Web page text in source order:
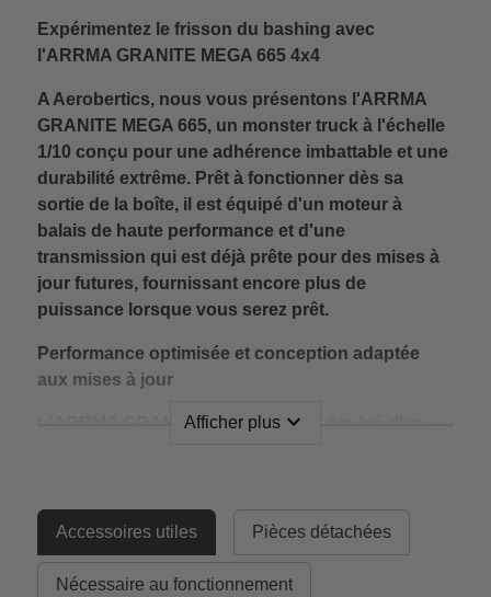
Expérimentez le frisson du bashing avec
l'ARRMA GRANITE MEGA 665 4x4
A Aerobertics, nous vous présentons l'ARRMA
GRANITE MEGA 665, un monster truck à l'échelle
1/10 conçu pour une adhérence imbattable et une
durabilité extrême. Prêt à fonctionner dès sa
sortie de la boîte, il est équipé d'un moteur à
balais de haute performance et d'une
transmission qui est déjà prête pour des mises à
jour futures, fournissant encore plus de
puissance lorsque vous serez prêt.
Performance optimisée et conception adaptée
aux mises à jour
L'ARRMA GRANITE MEGA 665 est équipé d'un
thermique en aluminium et d'un ventilateur de 35
mm, garantit des performances constantes et une
grande longévité.
Afficher plus expand_more
Accessoires utiles Pièces détachées
Nécessaire au fonctionnement